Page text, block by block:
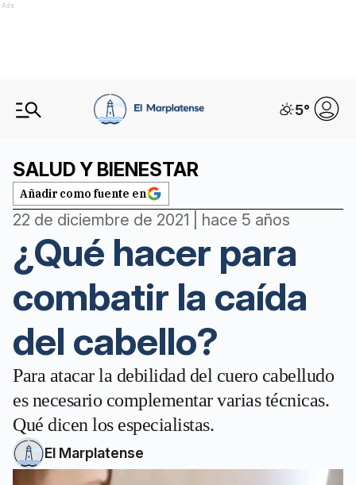
Ads
5°
SALUD Y BIENESTAR
Añadir como fuente en
22 de diciembre de 2021 | hace 5 años
¿Qué hacer para
combatir la caída
del cabello?
Para atacar la debilidad del cuero cabelludo
es necesario complementar varias técnicas.
Qué dicen los especialistas.
El Marplatense